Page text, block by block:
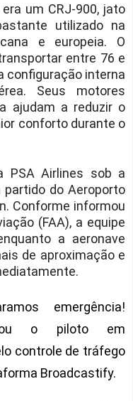
um CRJ-900, jato
utilizado na
e europeia. O
entre 76 e
configuração interna
Seus motores
ajudam a reduzir o
conforto durante o
PSA Airlines sob a
partido do Aeroporto
Conforme informou
(FAA), a equipe
a aeronave
de aproximação e
emergência!
o piloto em
controle de tráfego
Broadcastify.